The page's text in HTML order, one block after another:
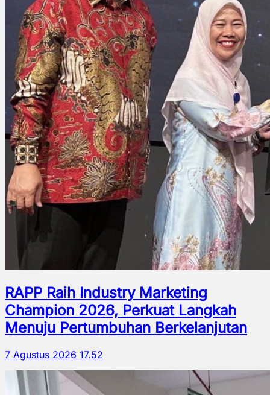
RAPP Raih Industry Marketing
Champion 2026, Perkuat Langkah
Menuju Pertumbuhan Berkelanjutan
7 Agustus 2026 17.52